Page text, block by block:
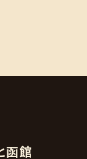
函館